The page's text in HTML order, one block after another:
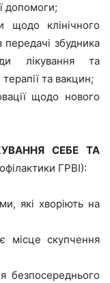
допомоги;
щодо клінічного
передачі збудника
лікування та
та вакцин;
щодо нового
СЕБЕ ТА
ГРВІ):
які хворіють на
місце скупчення
безпосереднього